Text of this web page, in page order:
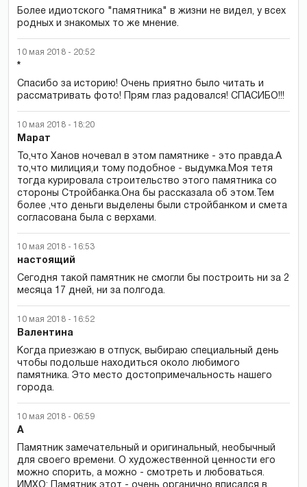
Более идиотского "памятника" в жизни не видел, у всех
родных и знакомых то же мнение.
10 мая 2018 - 20:52
*
Спасибо за историю! Очень приятно было читать и
рассматривать фото! Прям глаз радовался! СПАСИБО!!!
10 мая 2018 - 18:20
Марат
То,что Ханов ночевал в этом памятнике - это правда.А
то,что милиция,и тому подобное - выдумка.Моя тетя
тогда курировала строительство этого памятника со
стороны Стройбанка.Она бы рассказала об этом.Тем
более ,что деньги выделены были стройбанком и смета
согласована была с верхами.
10 мая 2018 - 16:53
настоящий
Сегодня такой памятник не смогли бы построить ни за 2
месяца 17 дней, ни за полгода.
10 мая 2018 - 16:52
Валентина
Когда приезжаю в отпуск, выбираю специальный день
чтобы подольше находиться около любимого
памятника. Это место достопримечальность нашего
города.
10 мая 2018 - 06:59
А
Памятник замечательный и оригинальный, необычный
для своего времени. О художественной ценности его
можно спорить, а можно - смотреть и любоваться.
ИМХО: Памятник этот - очень органично вписался в